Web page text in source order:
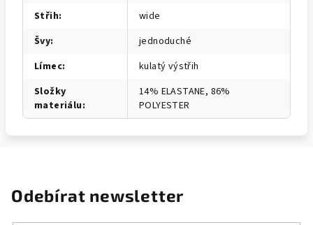
Střih:
wide
Švy:
jednoduché
Límec:
kulatý výstřih
Složky
materiálu:
14% ELASTANE, 86%
POLYESTER
Odebírat newsletter